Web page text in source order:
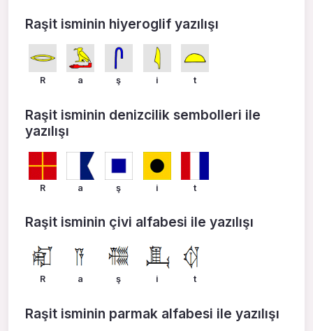
Raşit isminin hiyeroglif yazılışı
R a ş i t
Raşit isminin denizcilik sembolleri ile
yazılışı
R a ş i t
Raşit isminin çivi alfabesi ile yazılışı
R a ş i t
Raşit isminin parmak alfabesi ile yazılışı